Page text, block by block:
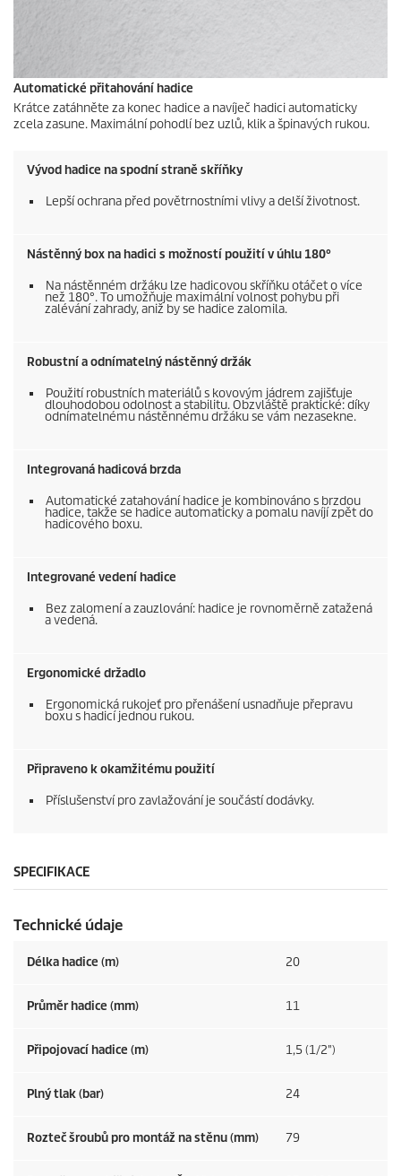
Automatické přitahování hadice
Krátce zatáhněte za konec hadice a navíječ hadici automaticky
zcela zasune. Maximální pohodlí bez uzlů, klik a špinavých rukou.
Vývod hadice na spodní straně skříňky
Lepší ochrana před povětrnostními vlivy a delší životnost.
Nástěnný box na hadici s možností použití v úhlu 180°
Na nástěnném držáku lze hadicovou skříňku otáčet o více
než 180°. To umožňuje maximální volnost pohybu při
zalévání zahrady, aniž by se hadice zalomila.
Robustní a odnímatelný nástěnný držák
Použití robustních materiálů s kovovým jádrem zajišťuje
dlouhodobou odolnost a stabilitu. Obzvláště praktické: díky
odnímatelnému nástěnnému držáku se vám nezasekne.
Integrovaná hadicová brzda
Automatické zatahování hadice je kombinováno s brzdou
hadice, takže se hadice automaticky a pomalu navíjí zpět do
hadicového boxu.
Integrované vedení hadice
Bez zalomení a zauzlování: hadice je rovnoměrně zatažená
a vedená.
Ergonomické držadlo
Ergonomická rukojeť pro přenášení usnadňuje přepravu
boxu s hadicí jednou rukou.
Připraveno k okamžitému použití
Příslušenství pro zavlažování je součástí dodávky.
SPECIFIKACE
Technické údaje
Délka hadice (m) 20
Průměr hadice (mm) 11
Připojovací hadice (m) 1,5 (1/2")
Plný tlak (bar) 24
Rozteč šroubů pro montáž na stěnu (mm) 79